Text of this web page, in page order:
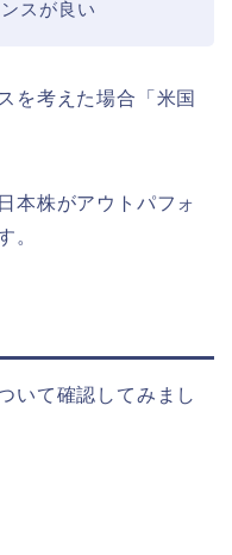
スが良い
を考えた場合「米国
本株がアウトパフォ
。
いて確認してみまし